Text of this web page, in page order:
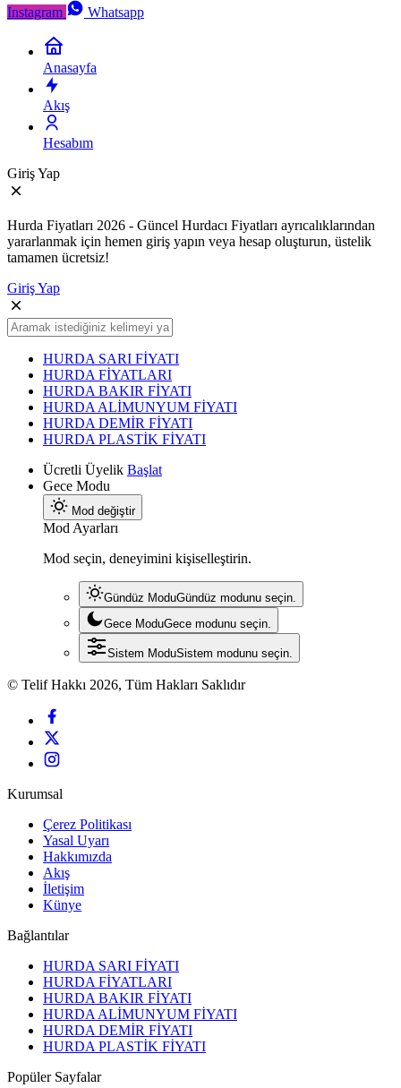
Instagram
Whatsapp
Anasayfa
Akış
Hesabım
Giriş Yap
Hurda Fiyatları 2026 - Güncel Hurdacı Fiyatları ayrıcalıklarından
yararlanmak için hemen giriş yapın veya hesap oluşturun, üstelik
tamamen ücretsiz!
Giriş Yap
HURDA SARI FİYATI
HURDA FİYATLARI
HURDA BAKIR FİYATI
HURDA ALİMUNYUM FİYATI
HURDA DEMİR FİYATI
HURDA PLASTİK FİYATI
Ücretli Üyelik Başlat
Gece Modu
Mod değiştir
Mod Ayarları
Mod seçin, deneyimini kişiselleştirin.
Gündüz ModuGündüz modunu seçin.
Gece ModuGece modunu seçin.
Sistem ModuSistem modunu seçin.
© Telif Hakkı 2026, Tüm Hakları Saklıdır
Kurumsal
Çerez Politikası
Yasal Uyarı
Hakkımızda
Akış
İletişim
Künye
Bağlantılar
HURDA SARI FİYATI
HURDA FİYATLARI
HURDA BAKIR FİYATI
HURDA ALİMUNYUM FİYATI
HURDA DEMİR FİYATI
HURDA PLASTİK FİYATI
Popüler Sayfalar